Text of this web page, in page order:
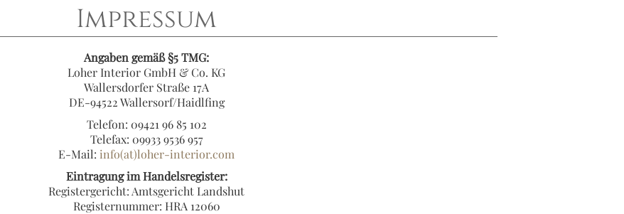
Impressum
Angaben gemäß §5 TMG:
Loher Interior GmbH & Co. KG
Wallersdorfer Straße 17A
DE-94522 Wallersorf/Haidlfing
Telefon: 09421 96 85 102
Telefax: 09933 9536 957
E-Mail: info(at)loher-interior.com
Eintragung im Handelsregister:
Registergericht: Amtsgericht Landshut
Registernummer: HRA 12060